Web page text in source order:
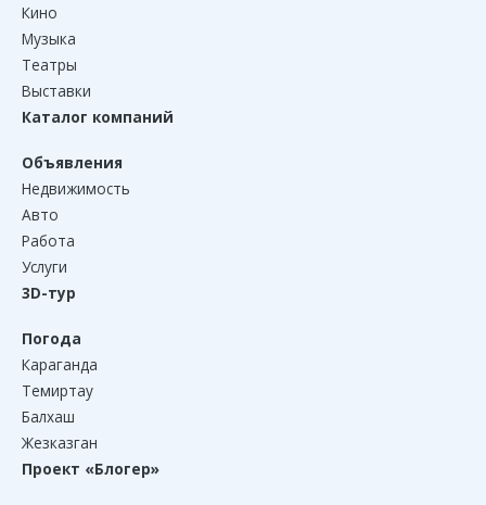
Кино
Музыка
Театры
Выставки
Каталог компаний
Объявления
Недвижимость
Авто
Работа
Услуги
3D-тур
Погода
Караганда
Темиртау
Балхаш
Жезказган
Проект «Блогер»